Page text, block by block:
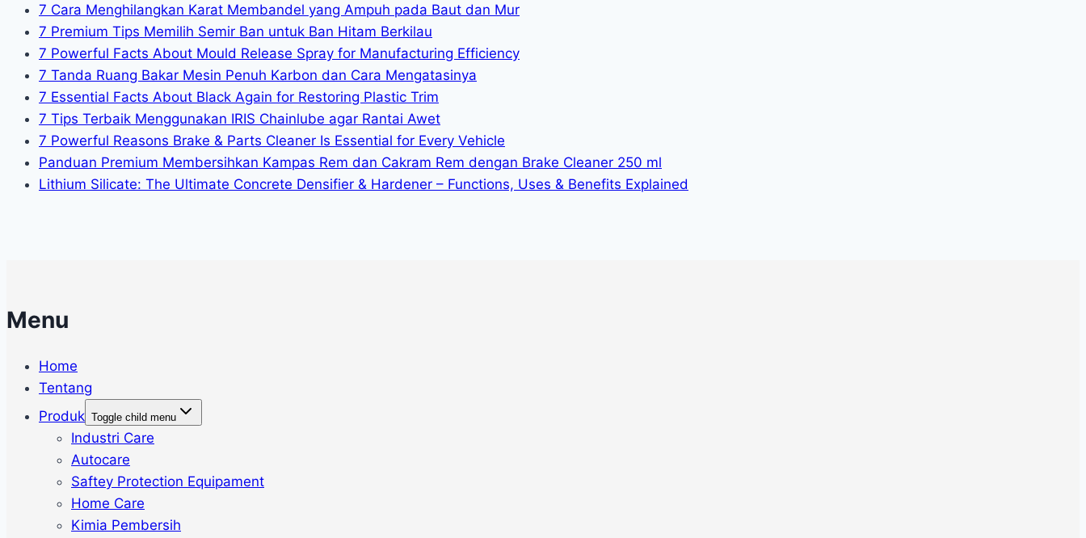
7 Cara Menghilangkan Karat Membandel yang Ampuh pada Baut dan Mur
7 Premium Tips Memilih Semir Ban untuk Ban Hitam Berkilau
7 Powerful Facts About Mould Release Spray for Manufacturing Efficiency
7 Tanda Ruang Bakar Mesin Penuh Karbon dan Cara Mengatasinya
7 Essential Facts About Black Again for Restoring Plastic Trim
7 Tips Terbaik Menggunakan IRIS Chainlube agar Rantai Awet
7 Powerful Reasons Brake & Parts Cleaner Is Essential for Every Vehicle
Panduan Premium Membersihkan Kampas Rem dan Cakram Rem dengan Brake Cleaner 250 ml
Lithium Silicate: The Ultimate Concrete Densifier & Hardener – Functions, Uses & Benefits Explained
Menu
Home
Tentang
Produk Toggle child menu
Industri Care
Autocare
Saftey Protection Equipament
Home Care
Kimia Pembersih